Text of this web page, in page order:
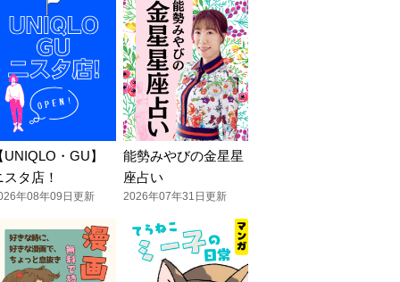
UNIQLO・GU】
スタ店！
年08年09日更新
能勢みやびの金星星
座占い
2026年07年31日更新